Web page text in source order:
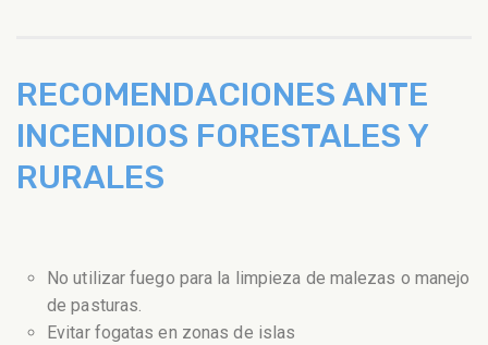
RECOMENDACIONES ANTE
INCENDIOS FORESTALES Y
RURALES
No utilizar fuego para la limpieza de malezas o manejo
de pasturas.
Evitar fogatas en zonas de islas